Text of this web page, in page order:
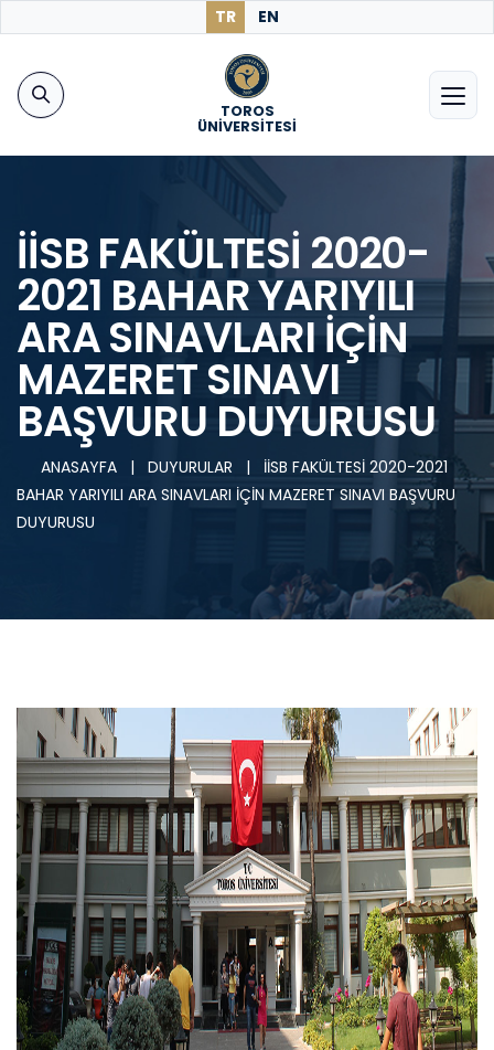
TR EN
TOROS
ÜNİVERSİTESİ
İİSB FAKÜLTESİ 2020-
2021 BAHAR YARIYILI
ARA SINAVLARI İÇİN
MAZERET SINAVI
BAŞVURU DUYURUSU
ANASAYFA | DUYURULAR |
İİSB FAKÜLTESİ 2020-2021
BAHAR YARIYILI ARA SINAVLARI İÇİN MAZERET SINAVI BAŞVURU
DUYURUSU